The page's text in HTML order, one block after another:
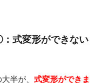
式変形ができない
半が、 式変形ができま